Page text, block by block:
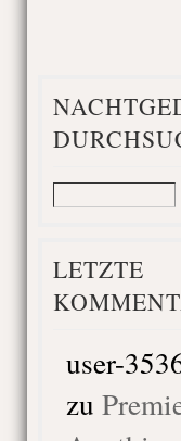
LETZTE
user-
zu